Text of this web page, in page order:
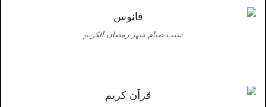
سبب صيام شهر رمضان الكريم